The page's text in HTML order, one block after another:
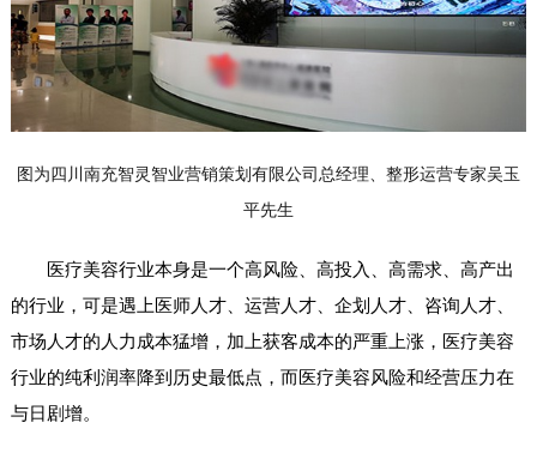
图为四川南充智灵智业营销策划有限公司总经理、整形运营专家吴玉
平先生
医疗美容行业本身是一个高风险、高投入、高需求、高产出
的行业，可是遇上医师人才、运营人才、企划人才、咨询人才、
市场人才的人力成本猛增，加上获客成本的严重上涨，医疗美容
行业的纯利润率降到历史最低点，而医疗美容风险和经营压力在
与日剧增。